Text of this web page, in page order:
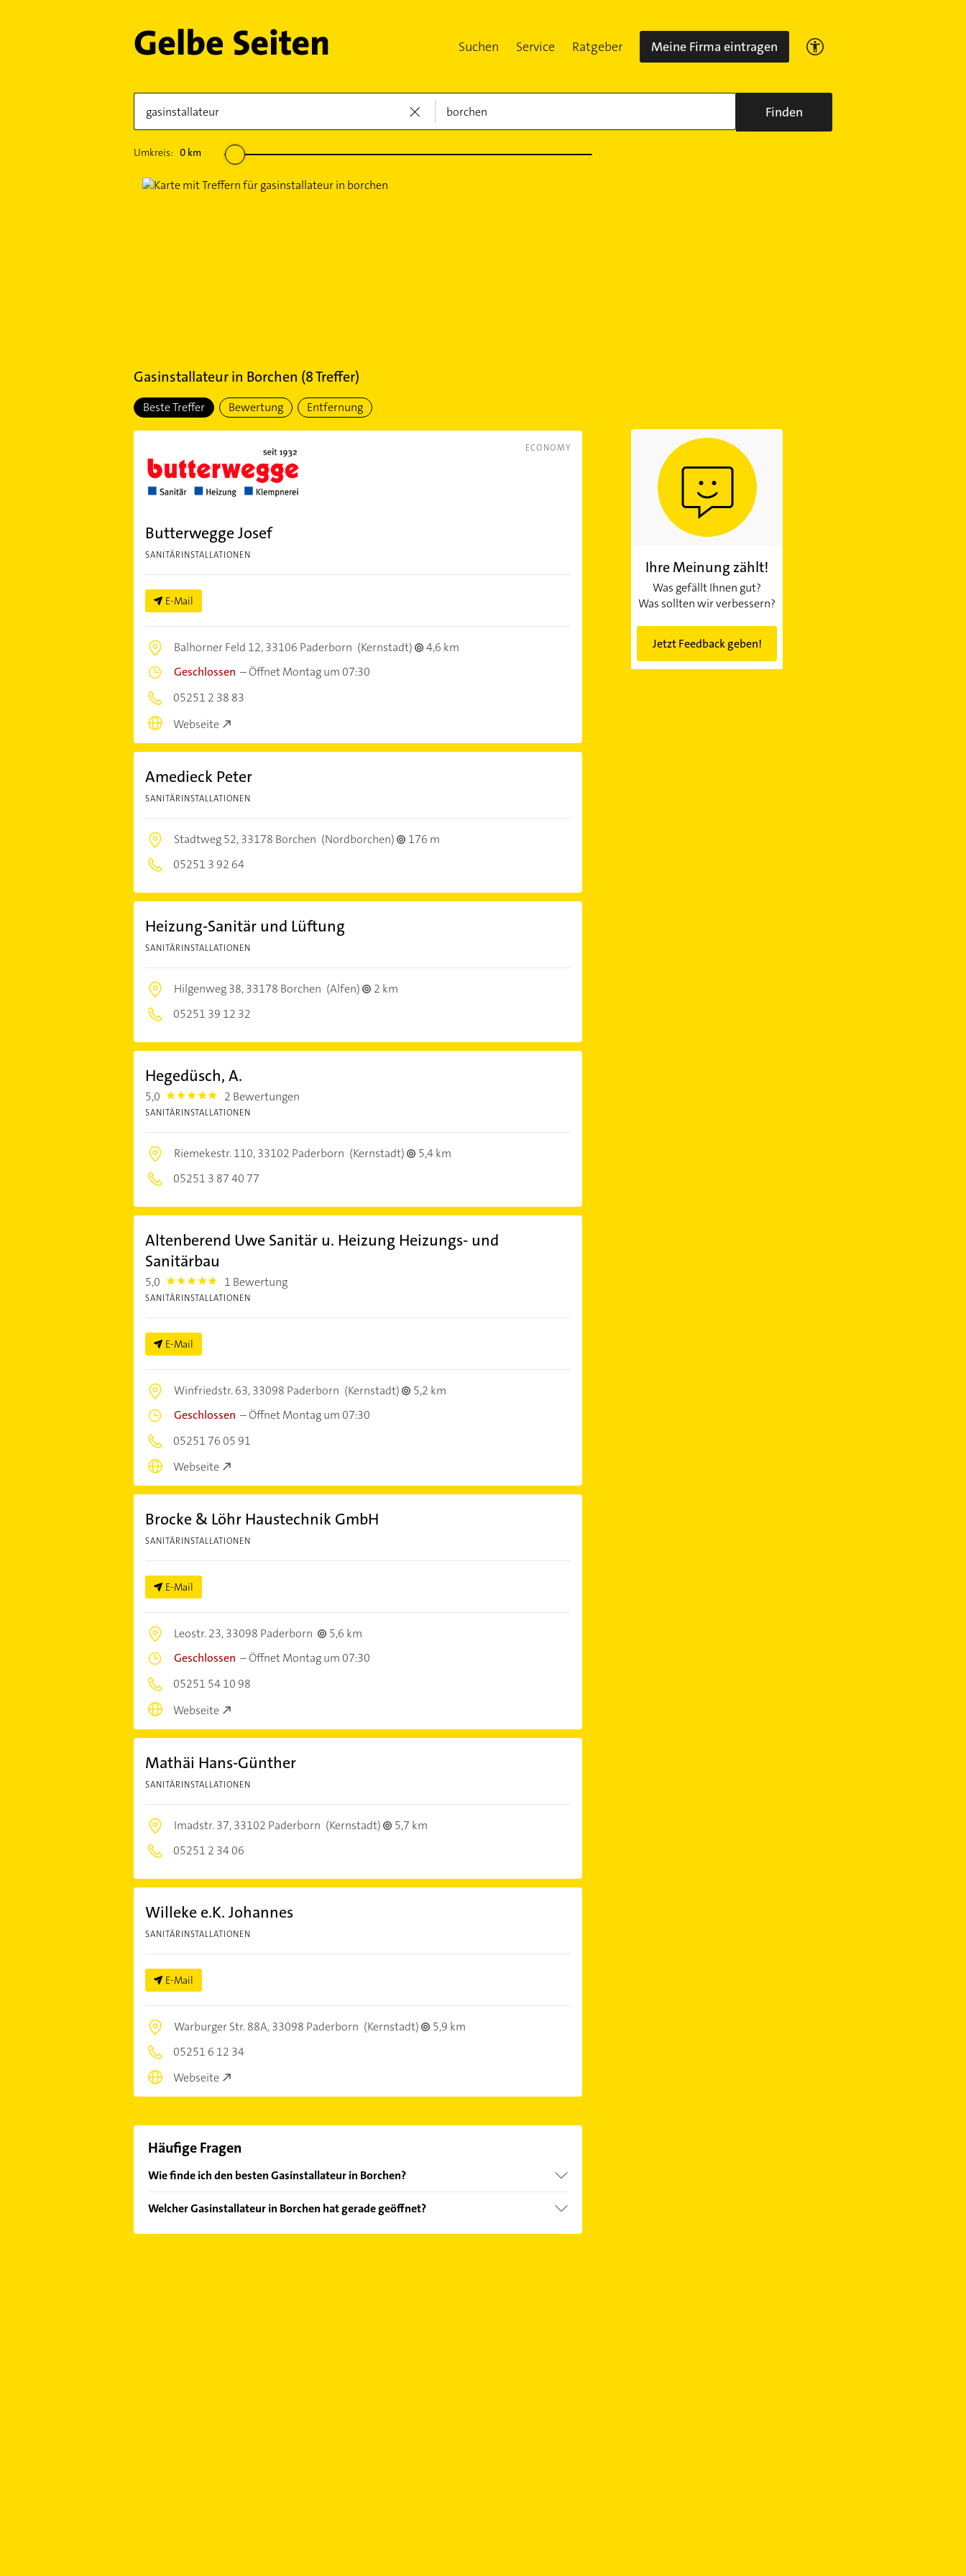
Suchen Service Ratgeber Meine Firma eintragen
Finden
Umkreis: 0km
Gasinstallateurin Borchen (8Treffer)
Beste Treffer Bewertung Entfernung
ECONOMY
Butterwegge Josef
SANITÄRINSTALLATIONEN
E-Mail
Balhorner Feld 12,33106 Paderborn (Kernstadt)
4,6 km
Geschlossen –Öffnet Montag um 07:30
05251 2 38 83
Webseite
Amedieck Peter
SANITÄRINSTALLATIONEN
Stadtweg 52,33178 Borchen (Nordborchen)
176 m
05251 3 92 64
Heizung-Sanitär und Lüftung
SANITÄRINSTALLATIONEN
Hilgenweg 38,33178 Borchen (Alfen)
2 km
05251 39 12 32
Hegedüsch, A.
5,0 5.0 2 Bewertungen
SANITÄRINSTALLATIONEN
Riemekestr. 110,33102 Paderborn (Kernstadt)
5,4 km
05251 3 87 40 77
Altenberend Uwe Sanitär u. Heizung Heizungs- und
Sanitärbau
5,0 5.0 1 Bewertung
SANITÄRINSTALLATIONEN
E-Mail
Winfriedstr. 63,33098 Paderborn (Kernstadt)
5,2 km
Geschlossen –Öffnet Montag um 07:30
05251 76 05 91
Webseite
Brocke & Löhr Haustechnik GmbH
SANITÄRINSTALLATIONEN
E-Mail
Leostr. 23,33098 Paderborn
5,6 km
Geschlossen –Öffnet Montag um 07:30
05251 54 10 98
Webseite
Mathäi Hans-Günther
SANITÄRINSTALLATIONEN
Imadstr. 37,33102 Paderborn (Kernstadt)
5,7 km
05251 2 34 06
Willeke e.K. Johannes
SANITÄRINSTALLATIONEN
E-Mail
Warburger Str. 88A,33098 Paderborn (Kernstadt)
5,9 km
05251 6 12 34
Webseite
Häufige Fragen
Wie finde ich den besten Gasinstallateur in Borchen?
von den Empfehlungen. Die Suchergebnisse können Sie sich einfach nach
Bewertungensortiert anzeigen lassen.
Welcher Gasinstallateur in Borchen hat gerade geöffnet?
Im Anbieter-Bereich finden Sie alleÖffnungszeiten. Bitte beachten Sie, dass diese an
Ihre Meinung zählt!
Was gefällt Ihnen gut?
Was sollten wir verbessern?
Jetzt Feedback geben!